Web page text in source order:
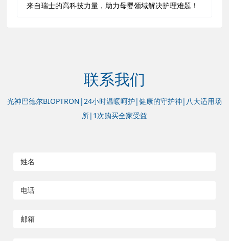
来自瑞士的高科技力量，助力母婴领域解决护理难题！
联系我们
光神巴德尔BIOPTRON|24小时温暖呵护|健康的守护神|八大适用场
所|1次购买全家受益